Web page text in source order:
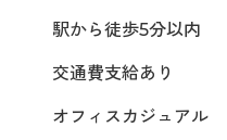
駅から徒歩5分以内
交通費支給あり
オフィスカジュアル